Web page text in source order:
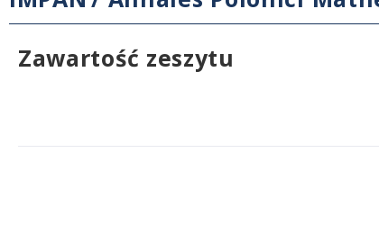
Zawartość zeszytu